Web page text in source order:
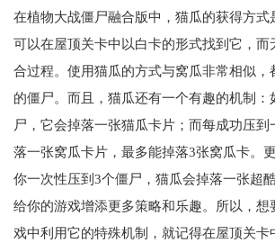
在植物大战僵尸融合版中，猫瓜的获得方式
可以在屋顶关卡中以白卡的形式找到它，而
合过程。使用猫瓜的方式与窝瓜非常相似，
的僵尸。而且，猫瓜还有一个有趣的机制：
尸，它会掉落一张猫瓜卡片；而每成功压到
落一张窝瓜卡片，最多能掉落3张窝瓜卡。
你一次性压到3个僵尸，猫瓜会掉落一张超
给你的游戏增添更多策略和乐趣。所以，想
戏中利用它的特殊机制，就记得在屋顶关卡